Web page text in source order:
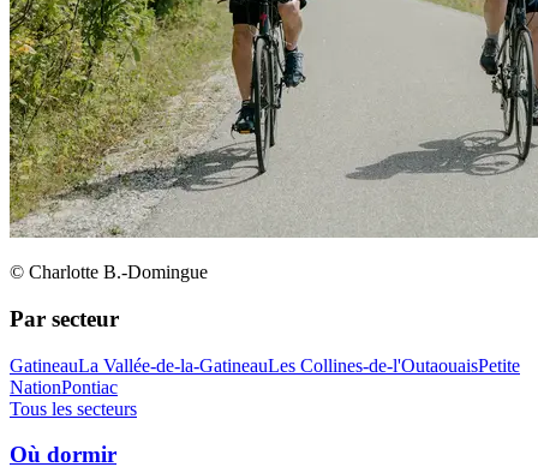
© Charlotte B.-Domingue
Par secteur
GatineauLa Vallée-de-la-GatineauLes Collines-de-l'OutaouaisPetite
NationPontiac
Tous les secteurs
Où dormir